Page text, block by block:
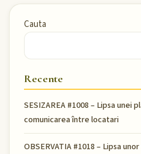
Cauta
Recente
SESIZAREA #1008 – Lipsa
comunicarea între locatari
OBSERVATIA #1018 – Lipsa